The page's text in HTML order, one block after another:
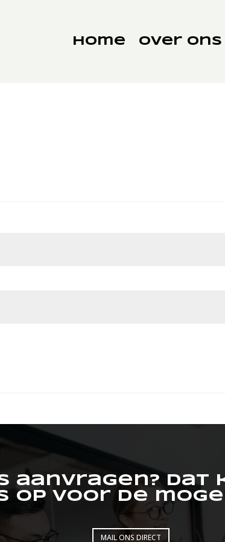
Home Over ons
aanvragen? Dat
op voor de
MAIL ONS DIRECT